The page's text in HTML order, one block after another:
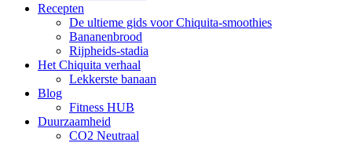
Recepten
De ultieme gids voor Chiquita-smoothies
Bananenbrood
Rijpheids-stadia
Het Chiquita verhaal
Lekkerste banaan
Blog
Fitness HUB
Duurzaamheid
CO2 Neutraal